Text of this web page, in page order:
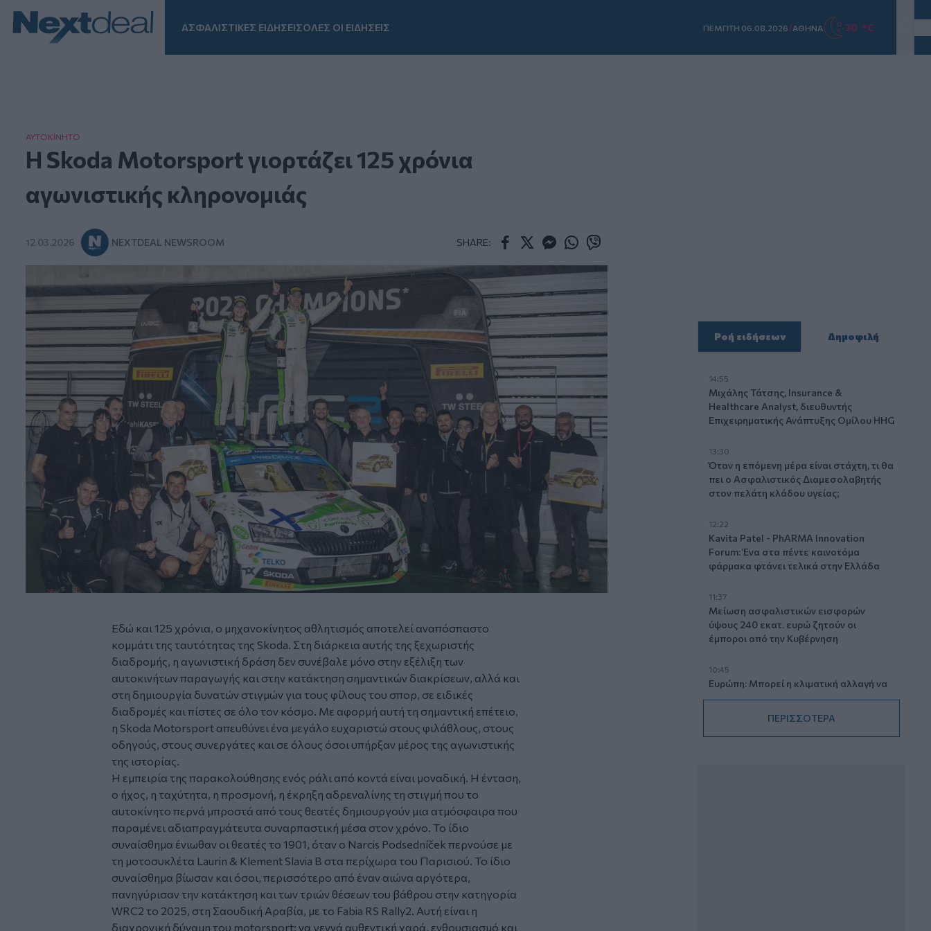
ΑΣΦΑΛΙΣΤΙΚΕΣ ΕΙΔΗΣΕΙΣΟΛΕΣ ΟΙ ΕΙΔΗΣΕΙΣ ΠΕΜΠΤΗ 06.08.2026/ΑΘΗΝΑ 30 °C
ΑΥΤΟΚΙΝΗΤΟ
Η Skoda Motorsport γιορτάζει 125 χρόνια
αγωνιστικής κληρονομιάς
12.03.2026 NEXTDEAL NEWSROOM SHARE:
Εδώ και 125 χρόνια, ο μηχανοκίνητος αθλητισμός αποτελεί αναπόσπαστο
κομμάτι της ταυτότητας της Skoda. Στη διάρκεια αυτής της ξεχωριστής
διαδρομής, η αγωνιστική δράση δεν συνέβαλε μόνο στην εξέλιξη των
αυτοκινήτων παραγωγής και στην κατάκτηση σημαντικών διακρίσεων, αλλά και
στη δημιουργία δυνατών στιγμών για τους φίλους του σπορ, σε ειδικές
διαδρομές και πίστες σε όλο τον κόσμο. Με αφορμή αυτή τη σημαντική επέτειο,
η Skoda Motorsport απευθύνει ένα μεγάλο ευχαριστώ στους φιλάθλους, στους
οδηγούς, στους συνεργάτες και σε όλους όσοι υπήρξαν μέρος της αγωνιστικής
της ιστορίας.
Η εμπειρία της παρακολούθησης ενός ράλι από κοντά είναι μοναδική. Η ένταση,
ο ήχος, η ταχύτητα, η προσμονή, η έκρηξη αδρεναλίνης τη στιγμή που το
αυτοκίνητο περνά μπροστά από τους θεατές δημιουργούν μια ατμόσφαιρα που
παραμένει αδιαπραγμάτευτα συναρπαστική μέσα στον χρόνο. Το ίδιο
συναίσθημα ένιωθαν οι θεατές το 1901, όταν ο Narcis Podsedníček περνούσε με
τη μοτοσυκλέτα Laurin & Klement Slavia B στα περίχωρα του Παρισιού. Το ίδιο
συναίσθημα βίωσαν και όσοι, περισσότερο από έναν αιώνα αργότερα,
πανηγύρισαν την κατάκτηση και των τριών θέσεων του βάθρου στην κατηγορία
WRC2 το 2025, στη Σαουδική Αραβία, με το Fabia RS Rally2. Αυτή είναι η
διαχρονική δύναμη του motorsport: να γεννά αυθεντική χαρά, ενθουσιασμό και
Ροή ειδήσεων Δημοφιλή
14:55
Μιχάλης Τάτσης, Insurance &
Healthcare Analyst, διευθυντής
Επιχειρηματικής Ανάπτυξης Ομίλου HHG
13:30
Όταν η επόμενη μέρα είναι στάχτη, τι θα
πει ο Ασφαλιστικός Διαμεσολαβητής
στον πελάτη κλάδου υγείας;
12:22
Kavita Patel - PhARMA Innovation
Forum: Ένα στα πέντε καινοτόμα
φάρμακα φτάνει τελικά στην Ελλάδα
11:37
Μείωση ασφαλιστικών εισφορών
ύψους 240 εκατ. ευρώ ζητούν οι
έμποροι από την Κυβέρνηση
10:45
Ευρώπη: Μπορεί η κλιματική αλλαγή να
οδηγήσει σε ενεργειακή κρίση;
ΠΕΡΙΣΣΟΤΕΡΑ